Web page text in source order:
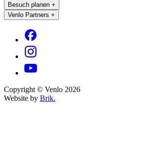
Besuch planen +
Venlo Partners +
Copyright © Venlo 2026
Website by Brik.